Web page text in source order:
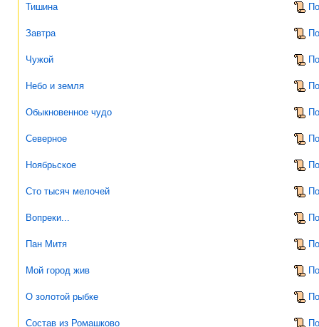
Тишина
Завтра
Чужой
Небо и земля
Обыкновенное чудо
Северное
Ноябрьское
Сто тысяч мелочей
Вопреки...
Пан Митя
Мой город жив
О золотой рыбке
Состав из Ромашково